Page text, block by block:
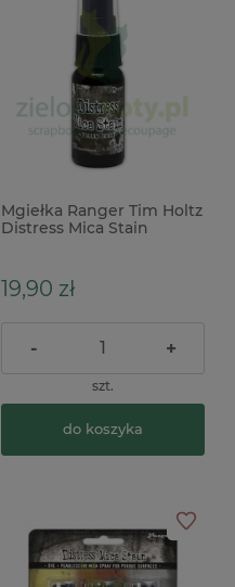
Mgiełka Ranger Tim Holtz
Distress Mica Stain
19,90 zł
- +
szt.
do koszyka